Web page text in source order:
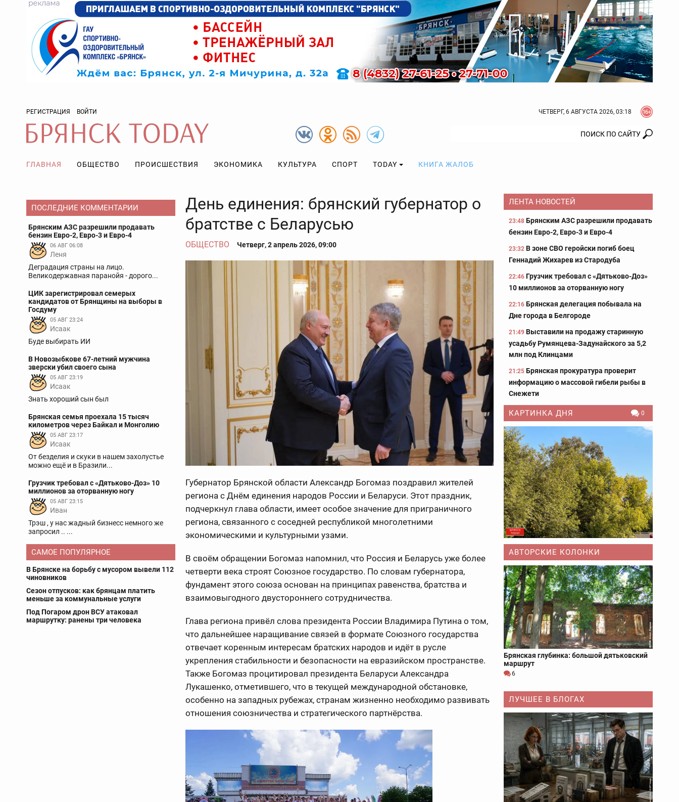
РЕГИСТРАЦИЯ ВОЙТИ ЧЕТВЕРГ, 6 АВГУСТА 2026, 03:18
ГЛАВНАЯ ОБЩЕСТВО ПРОИСШЕСТВИЯ ЭКОНОМИКА КУЛЬТУРА СПОРТ TODAY КНИГА ЖАЛОБ
ПОСЛЕДНИЕ КОММЕНТАРИИ
Брянским АЗС разрешили продавать
бензин Евро-2, Евро-3 и Евро-4
06 АВГ 06:08
Леня
Деградация страны на лицо.
Великодержавная паранойя - дорого...
ЦИК зарегистрировал семерых
кандидатов от Брянщины на выборы в
Госдуму
05 АВГ 23:24
Исаак
Буде выбирать ИИ
В Новозыбкове 67-летний мужчина
зверски убил своего сына
05 АВГ 23:19
Исаак
Знать хороший сын был
Брянская семья проехала 15 тысяч
километров через Байкал и Монголию
05 АВГ 23:17
Исаак
От безделия и скуки в нашем захолустье
можно ещё и в Бразили...
Грузчик требовал с «Дятьково-Доз» 10
миллионов за оторванную ногу
05 АВГ 23:15
Иван
Трэш , у нас жадный бизнесс немного же
запросил .. ...
САМОЕ ПОПУЛЯРНОЕ
В Брянске на борьбу с мусором вывели 112
чиновников
Сезон отпусков: как брянцам платить
меньше за коммунальные услуги
Под Погаром дрон ВСУ атаковал
маршрутку: ранены три человека
День единения: брянский губернатор о
братстве с Беларусью
ОБЩЕСТВО Четверг, 2 апрель 2026, 09:00
Губернатор Брянской области Александр Богомаз поздравил жителей
региона с Днём единения народов России и Беларуси. Этот праздник,
подчеркнул глава области, имеет особое значение для приграничного
региона, связанного с соседней республикой многолетними
экономическими и культурными узами.
В своём обращении Богомаз напомнил, что Россия и Беларусь уже более
четверти века строят Союзное государство. По словам губернатора,
фундамент этого союза основан на принципах равенства, братства и
взаимовыгодного двустороннего сотрудничества.
Глава региона привёл слова президента России Владимира Путина о том,
что дальнейшее наращивание связей в формате Союзного государства
отвечает коренным интересам братских народов и идёт в русле
укрепления стабильности и безопасности на евразийском пространстве.
Также Богомаз процитировал президента Беларуси Александра
Лукашенко, отметившего, что в текущей международной обстановке,
особенно на западных рубежах, странам жизненно необходимо развивать
отношения союзничества и стратегического партнёрства.
ЛЕНТА НОВОСТЕЙ
23:48 Брянским АЗС разрешили продавать
бензин Евро-2, Евро-3 и Евро-4
23:32 В зоне СВО геройски погиб боец
Геннадий Жихарев из Стародуба
22:46 Грузчик требовал с «Дятьково-Доз»
10 миллионов за оторванную ногу
22:16 Брянская делегация побывала на
Дне города в Белгороде
21:49 Выставили на продажу старинную
усадьбу Румянцева-Задунайского за 5,2
млн под Клинцами
21:25 Брянская прокуратура проверит
информацию о массовой гибели рыбы в
Снежети
КАРТИНКА ДНЯ 0
АВТОРСКИЕ КОЛОНКИ
Брянская глубинка: большой дятьковский
маршрут
6
ЛУЧШЕЕ В БЛОГАХ